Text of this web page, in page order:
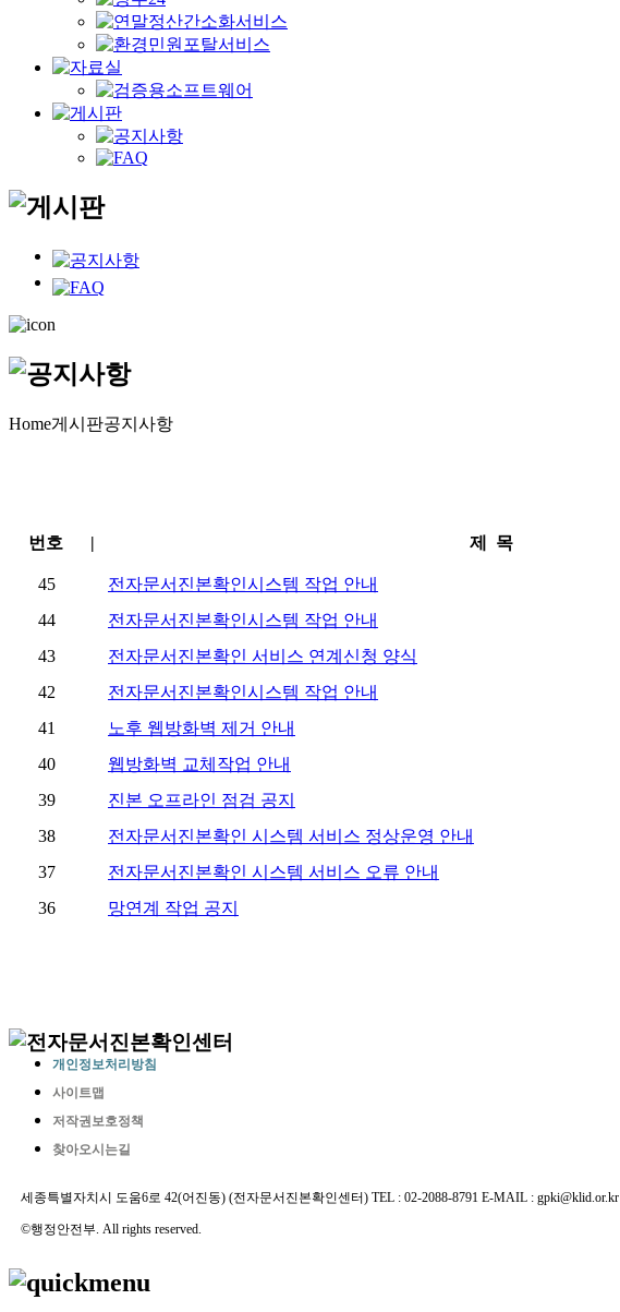
Home게시판공지사항
개인정보처리방침
사이트맵
저작권보호정책
찾아오시는길
세종특별자치시 도움6로 42(어진동) (전자문서진본확인센터) TEL : 02-2088-8791 E-MAIL : gpki@klid.or.kr
©행정안전부. All rights reserved.